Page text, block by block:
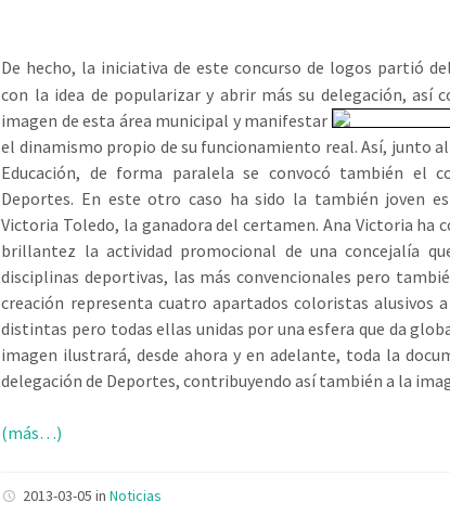
De hecho, la iniciativa de este concurso de logos partió
con la idea de popularizar y abrir más su delegación, así
imagen de esta área municipal y manifestar
el dinamismo propio de su funcionamiento real. Así, junto
Educación, de forma paralela se convocó también el
Deportes. En este otro caso ha sido la también joven
Victoria Toledo, la ganadora del certamen. Ana Victoria ha
brillantez la actividad promocional de una concejalía
disciplinas deportivas, las más convencionales pero
creación representa cuatro apartados coloristas alusivos
distintas pero todas ellas unidas por una esfera que da
imagen ilustrará, desde ahora y en adelante, toda la
delegación de Deportes, contribuyendo así también a la
(más…)
2013-03-05inNoticias